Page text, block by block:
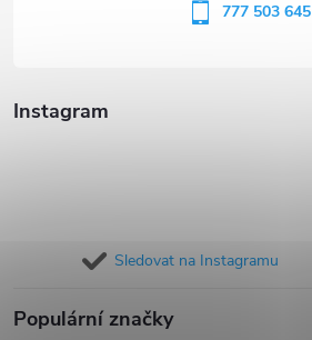
Instagram
Sledovat na Instagramu
Populární značky
777 503 645